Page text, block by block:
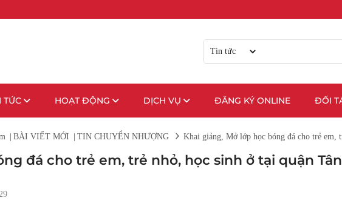
TỨC HOẠT ĐỘNG DỊCH VỤ ĐĂNG KÝ ONLINE ĐỐI
BÀI VIẾT MỚI TIN CHUYỂN NHƯỢNG Khai giảng, Mở lớp học bóng đá cho trẻ
đá cho trẻ em, trẻ nhỏ, học sinh ở tại quận Tân